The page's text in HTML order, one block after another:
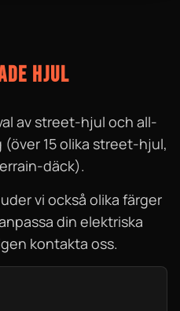
HJUL
av street-hjul och all-
15 olika street-hjul,
däck).
vi också olika färger
din elektriska
kontakta oss.